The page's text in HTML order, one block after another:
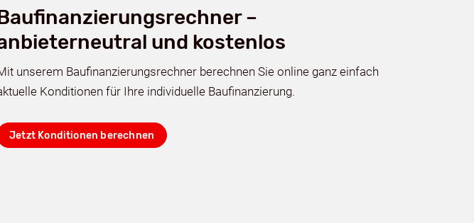
–
und kostenlos
unserem Baufinanzierungsrechner berechnen Sie online ganz einfach
Konditionen für Ihre individuelle Baufinanzierung.
Jetzt Konditionen berechnen